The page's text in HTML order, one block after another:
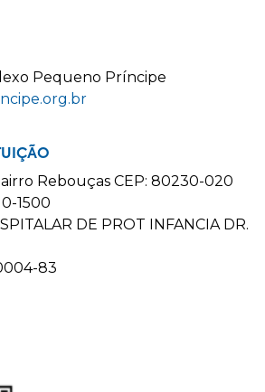
Pequeno Príncipe
Rebouças CEP: 80230-020
1500
DE PROT INFANCIA DR.
83